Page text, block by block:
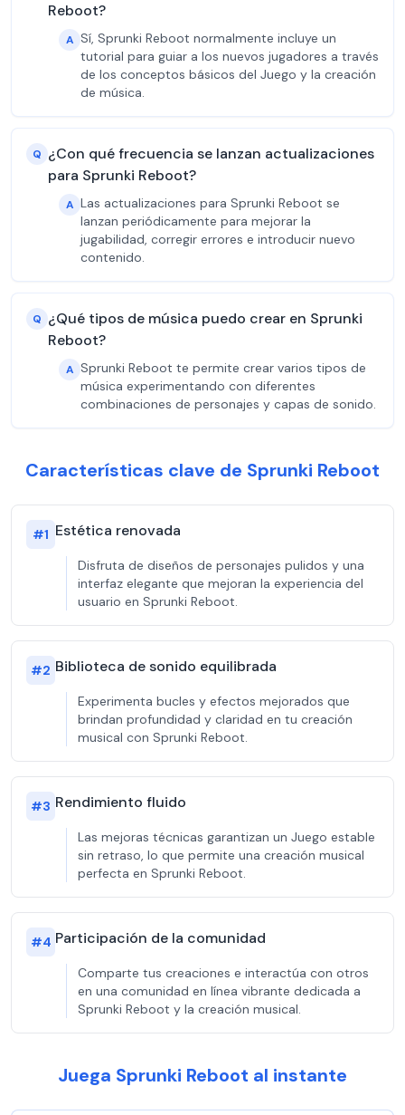
Reboot?
A Sí, Sprunki Reboot normalmente incluye un
tutorial para guiar a los nuevos jugadores a través
de los conceptos básicos del Juego y la creación
de música.
Q ¿Con qué frecuencia se lanzan actualizaciones
para Sprunki Reboot?
A Las actualizaciones para Sprunki Reboot se
lanzan periódicamente para mejorar la
jugabilidad, corregir errores e introducir nuevo
contenido.
Q ¿Qué tipos de música puedo crear en Sprunki
Reboot?
A Sprunki Reboot te permite crear varios tipos de
música experimentando con diferentes
combinaciones de personajes y capas de sonido.
Características clave de Sprunki Reboot
#1 Estética renovada
Disfruta de diseños de personajes pulidos y una
interfaz elegante que mejoran la experiencia del
usuario en Sprunki Reboot.
#2 Biblioteca de sonido equilibrada
Experimenta bucles y efectos mejorados que
brindan profundidad y claridad en tu creación
musical con Sprunki Reboot.
#3 Rendimiento fluido
Las mejoras técnicas garantizan un Juego estable
sin retraso, lo que permite una creación musical
perfecta en Sprunki Reboot.
#4 Participación de la comunidad
Comparte tus creaciones e interactúa con otros
en una comunidad en línea vibrante dedicada a
Sprunki Reboot y la creación musical.
Juega Sprunki Reboot al instante